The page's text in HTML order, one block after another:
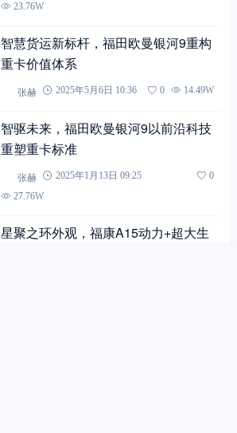
23.76W
智慧货运新标杆，福田欧曼银河9重构
重卡价值体系
张赫 2025年5月6日 10:36 0 14.49W
智驱未来，福田欧曼银河9以前沿科技
重塑重卡标准
张赫 2025年1月13日 09:25
0
27.76W
星聚之环外观，福康A15动力+超大生